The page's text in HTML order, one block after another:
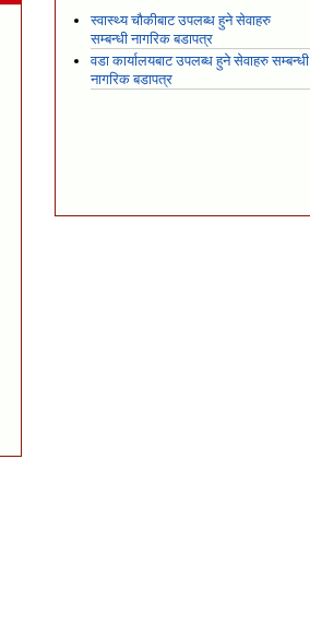
स्वास्थ्य चौकीबाट उपलब्ध हुने सेवाहरु
सम्बन्धी नागरिक बडापत्र
वडा कार्यालयबाट उपलब्ध हुने सेवाहरु सम्बन्धी
नागरिक बडापत्र